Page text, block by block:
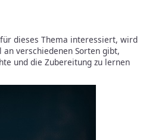
dieses Thema interessiert, wird
verschiedenen Sorten gibt,
und die Zubereitung zu lernen